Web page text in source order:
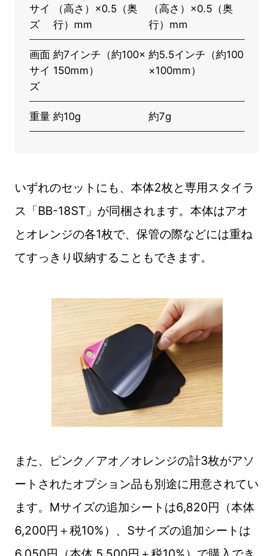
サイ
ズ
（高さ）×0.5（奥
行）mm
（高さ）×0.5（奥
行）mm
画面
サイ
ズ
約7インチ（約100×
150mm）
約5.5インチ（約100
×100mm）
重量 約10g 約7g
いずれのセットにも、本体2枚と専用スタイラ
ス「BB-18ST」が同梱されます。本体はアオ
とオレンジの各1枚で、保管の際などには重ね
てすっきり収納することもできます。
また、ピンク／アオ／オレンジの計3枚がアソ
ートされたオプション品も別途に用意されてい
ます。Mサイズの追加シートは6,820円（本体
6,200円＋税10%）、Sサイズの追加シートは